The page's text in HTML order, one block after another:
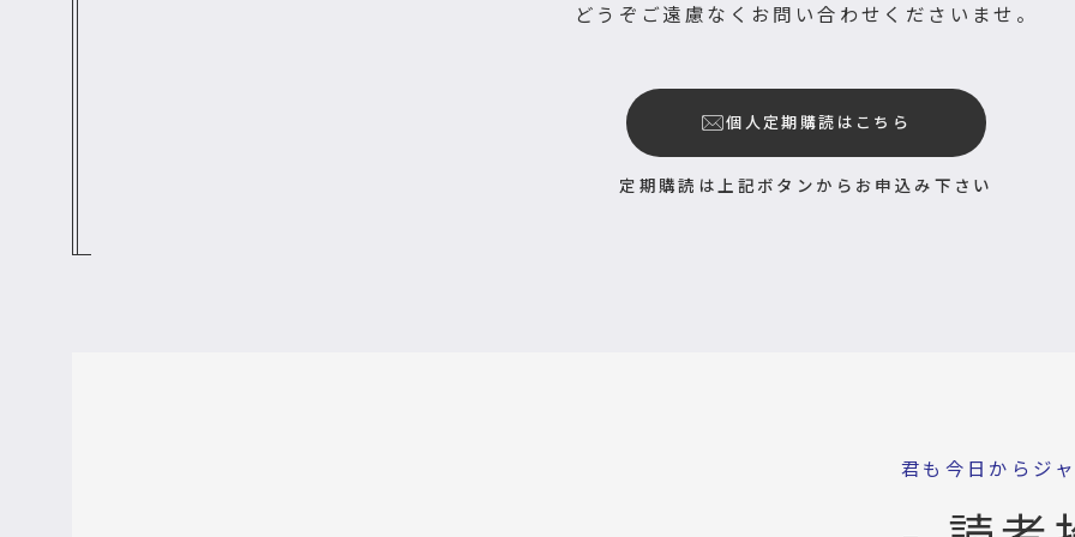
どうぞご遠慮なくお問い合わせくださいませ。
個人定期購読はこちら
定期購読は上記ボタンからお申込み下さい
君も今日からジ